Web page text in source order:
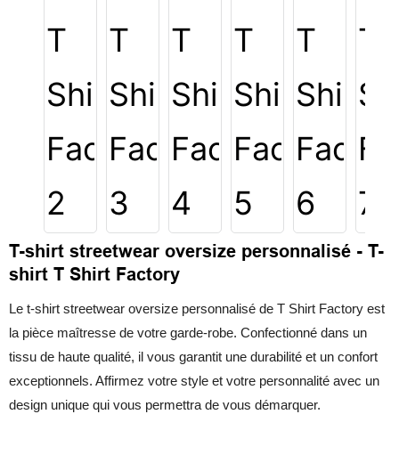
T-shirt streetwear oversize personnalisé - T-
shirt T Shirt Factory
Le t-shirt streetwear oversize personnalisé de T Shirt Factory est
la pièce maîtresse de votre garde-robe. Confectionné dans un
tissu de haute qualité, il vous garantit une durabilité et un confort
exceptionnels. Affirmez votre style et votre personnalité avec un
design unique qui vous permettra de vous démarquer.